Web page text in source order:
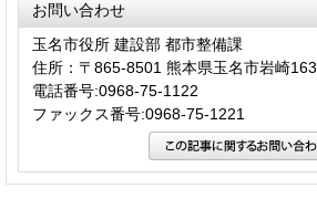
お問い合わせ
玉名市役所 建設部 都市整備課
住所：〒865-8501 熊本県玉名市岩崎163
電話番号:0968-75-1122
ファックス番号:0968-75-1221